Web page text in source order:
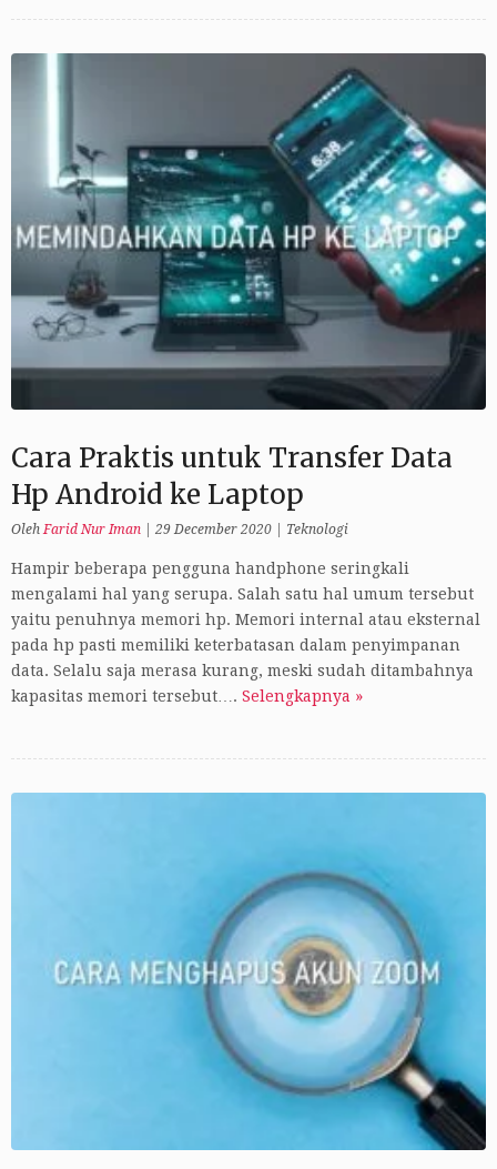
Cara Praktis untuk Transfer Data
Hp Android ke Laptop
OlehFarid Nur Iman 29 December 2020 Teknologi
Hampir beberapa pengguna handphone seringkali
mengalami hal yang serupa. Salah satu hal umum tersebut
yaitu penuhnya memori hp. Memori internal atau eksternal
pada hp pasti memiliki keterbatasan dalam penyimpanan
data. Selalu saja merasa kurang, meski sudah ditambahnya
kapasitas memori tersebut…. Selengkapnya »